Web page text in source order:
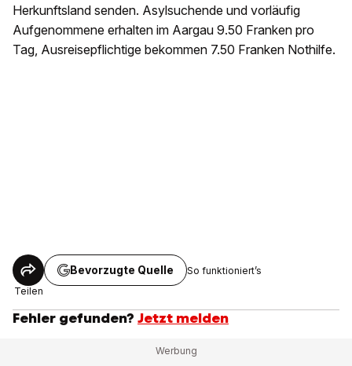
Herkunftsland senden. Asylsuchende und vorläufig
Aufgenommene erhalten im Aargau 9.50 Franken pro
Tag, Ausreisepflichtige bekommen 7.50 Franken Nothilfe.
Teilen
Bevorzugte Quelle So funktioniert’s
Fehler gefunden? Jetzt melden